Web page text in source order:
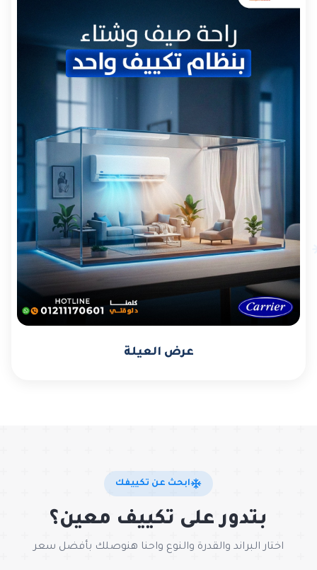
عرض العيلة
ابحث عن تكييفك
بتدور على تكييف معين؟
اختار البراند والقدرة والنوع واحنا هنوصلك بأفضل سعر